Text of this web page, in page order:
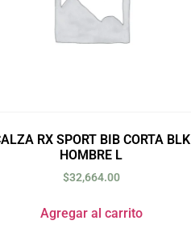
RX SPORT BIB CORTA BLK
HOMBRE L
$32,664.00
Agregar al carrito